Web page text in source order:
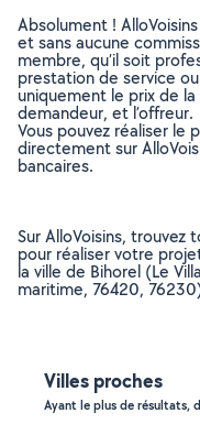
Absolument !
et sans aucune
membre, qu’il soit
prestation de service
uniquement le prix de
demandeur, et l’offreur.
Vous pouvez réaliser le
directement sur
bancaires.
Sur AlloVoisins,
pour réaliser votre
la ville de Bihorel (Le
maritime, 76420,
Villes proches
Ayant le plus de résultats,